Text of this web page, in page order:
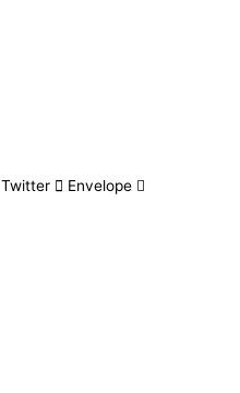
Twitter
Envelope